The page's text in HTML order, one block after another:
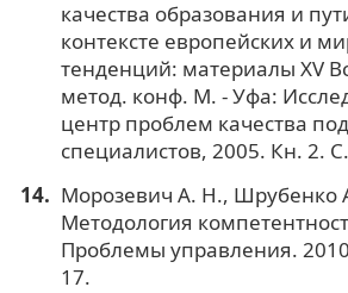
качества образования и
контексте европейских и
тенденций: материалы XV
метод. конф. М. - Уфа:
центр проблем качества
специалистов, 2005. Кн. 2.
Морозевич А. Н., Шрубенко
Методология
Проблемы управления.
17.